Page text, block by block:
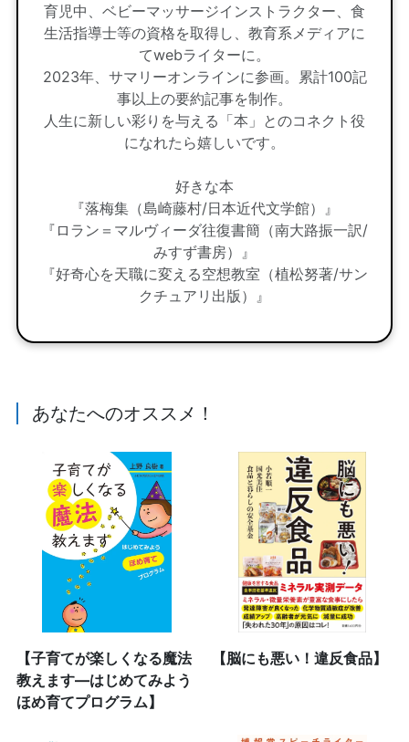
育児中、ベビーマッサージインストラクター、食
生活指導士等の資格を取得し、教育系メディアに
てwebライターに。
2023年、サマリーオンラインに参画。累計100記
事以上の要約記事を制作。
人生に新しい彩りを与える「本」とのコネクト役
になれたら嬉しいです。
好きな本
『落梅集（島崎藤村/日本近代文学館）』
『ロラン＝マルヴィーダ往復書簡（南大路振一訳/
みすず書房）』
『好奇心を天職に変える空想教室（植松努著/サン
クチュアリ出版）』
あなたへのオススメ！
【子育てが楽しくなる魔法
教えます―はじめてみよう
ほめ育てプログラム】
【脳にも悪い！違反食品】